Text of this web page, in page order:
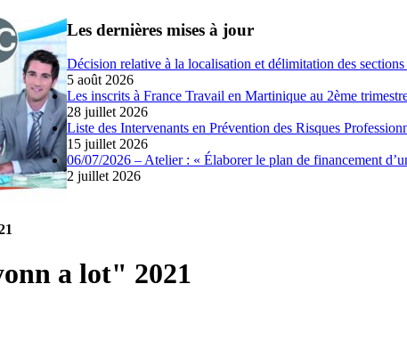
Les dernières mises à jour
Décision relative à la localisation et délimitation des
5 août 2026
Les inscrits à France Travail en Martinique au 2ème
28 juillet 2026
Liste des Intervenants en Prévention des Risques
15 juillet 2026
06/07/2026 – Atelier : « Élaborer le plan de financement
2 juillet 2026
a lot" 2021